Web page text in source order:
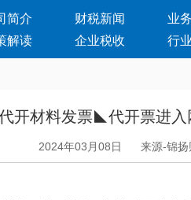
简介 财税新闻 业
解读 企业税收 行
开材料发票◣代开票进
2024年03月08日 来源-锦扬